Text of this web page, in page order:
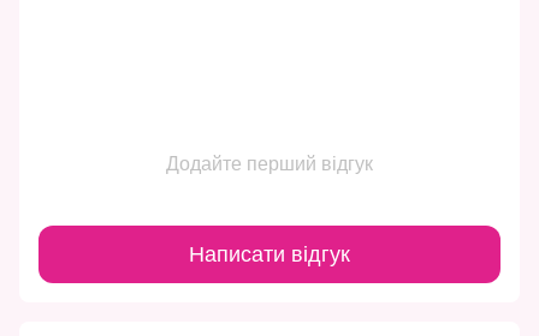
Додайте перший відгук
Написати відгук